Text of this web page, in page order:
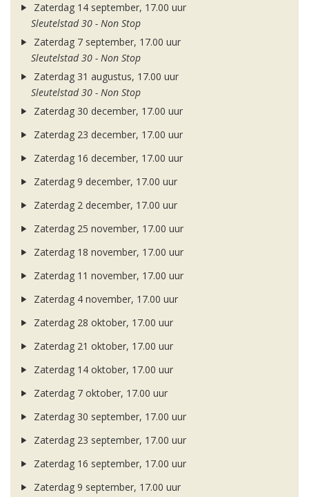
Zaterdag 14 september, 17.00 uur
Sleutelstad 30 - Non Stop
Zaterdag 7 september, 17.00 uur
Sleutelstad 30 - Non Stop
Zaterdag 31 augustus, 17.00 uur
Sleutelstad 30 - Non Stop
Zaterdag 30 december, 17.00 uur
Zaterdag 23 december, 17.00 uur
Zaterdag 16 december, 17.00 uur
Zaterdag 9 december, 17.00 uur
Zaterdag 2 december, 17.00 uur
Zaterdag 25 november, 17.00 uur
Zaterdag 18 november, 17.00 uur
Zaterdag 11 november, 17.00 uur
Zaterdag 4 november, 17.00 uur
Zaterdag 28 oktober, 17.00 uur
Zaterdag 21 oktober, 17.00 uur
Zaterdag 14 oktober, 17.00 uur
Zaterdag 7 oktober, 17.00 uur
Zaterdag 30 september, 17.00 uur
Zaterdag 23 september, 17.00 uur
Zaterdag 16 september, 17.00 uur
Zaterdag 9 september, 17.00 uur